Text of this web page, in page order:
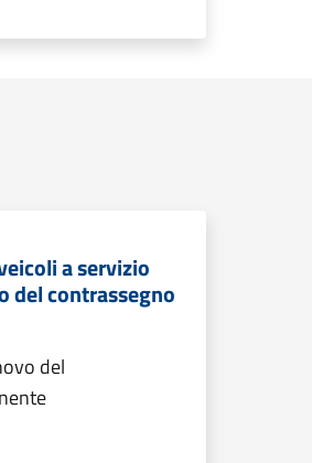
a servizio
del contrassegno
del